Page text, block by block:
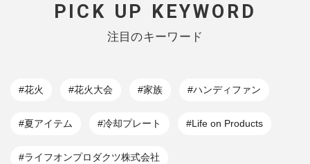
PICK UP KEYWORD
注目のキーワード
#花火 #花火大会 #家族 #ハンディファン
#夏アイテム #冷却プレート #Life on Products
#ライフオンプロダクツ株式会社